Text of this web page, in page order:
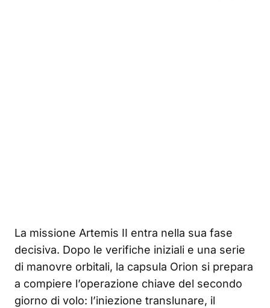
La missione Artemis II entra nella sua fase
decisiva. Dopo le verifiche iniziali e una serie
di manovre orbitali, la capsula Orion si prepara
a compiere l’operazione chiave del secondo
giorno di volo: l’iniezione translunare, il